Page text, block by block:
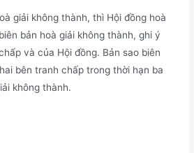
giải không thành, thì Hội đồng hoà
bản hoà giải không thành, ghi ý
và của Hội đồng. Bản sao biên
bên tranh chấp trong thời hạn ba
không thành.